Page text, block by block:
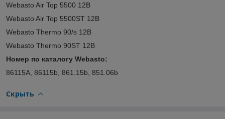
Webasto Air Top 5500 12В
Webasto Air Top 5500ST 12В
Webasto Thermo 90/s 12В
Webasto Thermo 90ST 12В
Номер по каталогу Webasto:
86115А, 86115b, 861.15b, 851.06b
Скрыть